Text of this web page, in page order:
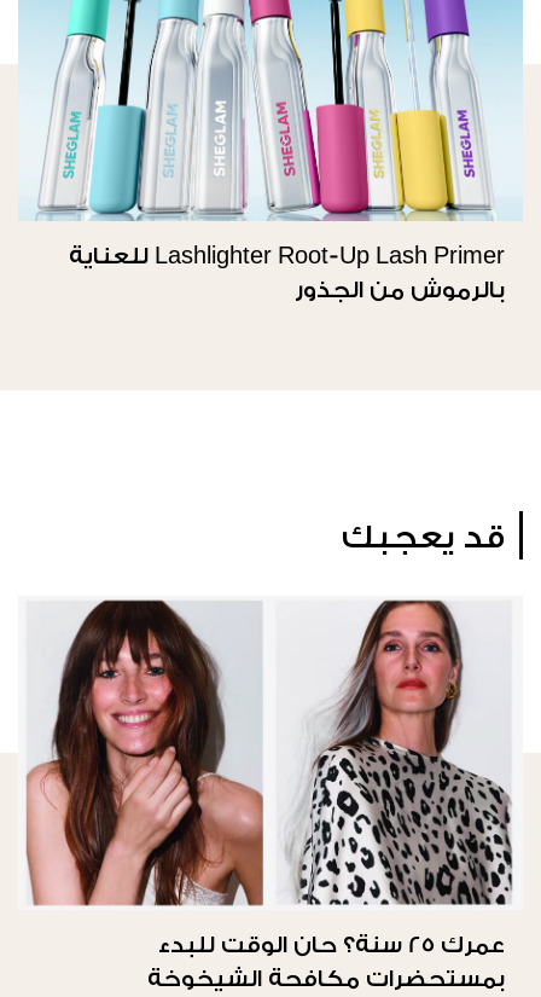
Lashlighter Root-Up Lash Primer للعناية
بالرموش من الجذور
قد يعجبك
عمرك 25 سنة؟ حان الوقت للبدء
بمستحضرات مكافحة الشيخوخة